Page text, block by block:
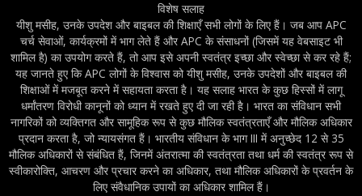
विशेष सलाह
यीशु मसीह, उनके उपदेश और बाइबल की शिक्षाएँ सभी लोगों के लिए हैं। जब आप APC
चर्च सेवाओं, कार्यक्रमों में भाग लेते हैं और APC के संसाधनों (जिसमें यह वेबसाइट भी
शामिल है) का उपयोग करते हैं, तो आप इसे अपनी स्वतंत्र इच्छा और स्वेच्छा से कर रहे हैं;
यह जानते हुए कि APC लोगों के विश्वास को यीशु मसीह, उनके उपदेशों और बाइबल की
शिक्षाओं में मजबूत करने में सहायता करता है। यह सलाह भारत के कुछ हिस्सों में लागू
धर्मांतरण विरोधी कानूनों को ध्यान में रखते हुए दी जा रही है। भारत का संविधान सभी
नागरिकों को व्यक्तिगत और सामूहिक रूप से कुछ मौलिक स्वतंत्रताएँ और मौलिक अधिकार
प्रदान करता है, जो न्यायसंगत हैं। भारतीय संविधान के भाग III में अनुच्छेद 12 से 35
मौलिक अधिकारों से संबंधित हैं, जिनमें अंतरात्मा की स्वतंत्रता तथा धर्म की स्वतंत्र रूप से
स्वीकारोक्ति, आचरण और प्रचार करने का अधिकार, तथा मौलिक अधिकारों के प्रवर्तन के
लिए संवैधानिक उपायों का अधिकार शामिल हैं।